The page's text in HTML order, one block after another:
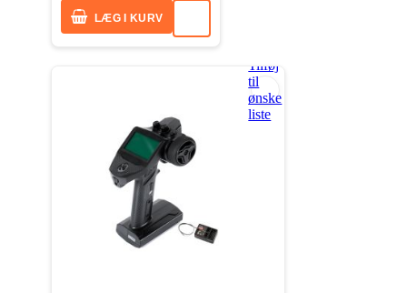
LÆG I KURV
Tilføj
til
ønske
liste